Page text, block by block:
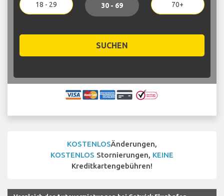
18 - 29 30 - 69 70+
SUCHEN
KOSTENLOSÄnderungen,
KOSTENLOS Stornierungen, KEINE
Kreditkartengebühren!